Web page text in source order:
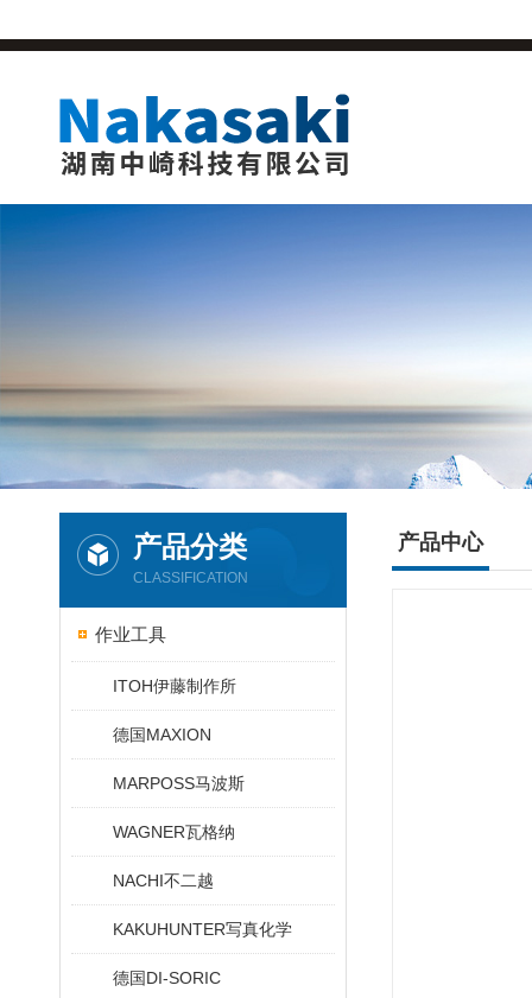
产品分类
CLASSIFICATION
作业工具
ITOH伊藤制作所
德国MAXION
MARPOSS马波斯
WAGNER瓦格纳
NACHI不二越
KAKUHUNTER写真化学
德国DI-SORIC
产品中心